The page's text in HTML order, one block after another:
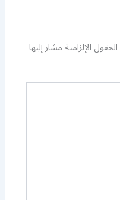
الحقول الإلزامية مشار إليها